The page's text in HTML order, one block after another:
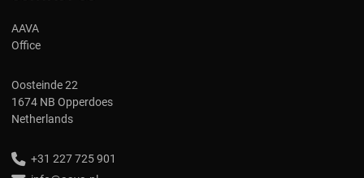
AAVA
Office
Oosteinde 22
1674 NB Opperdoes
Netherlands
+31 227 725 901